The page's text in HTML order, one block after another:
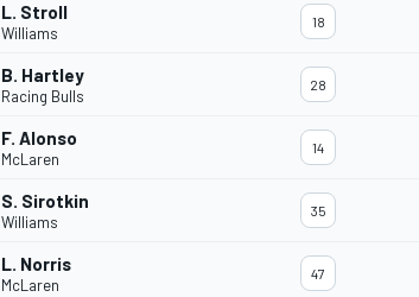
L. Stroll
Williams
18
B. Hartley
Racing Bulls
28
F. Alonso
McLaren
14
S. Sirotkin
Williams
35
L. Norris
McLaren
47